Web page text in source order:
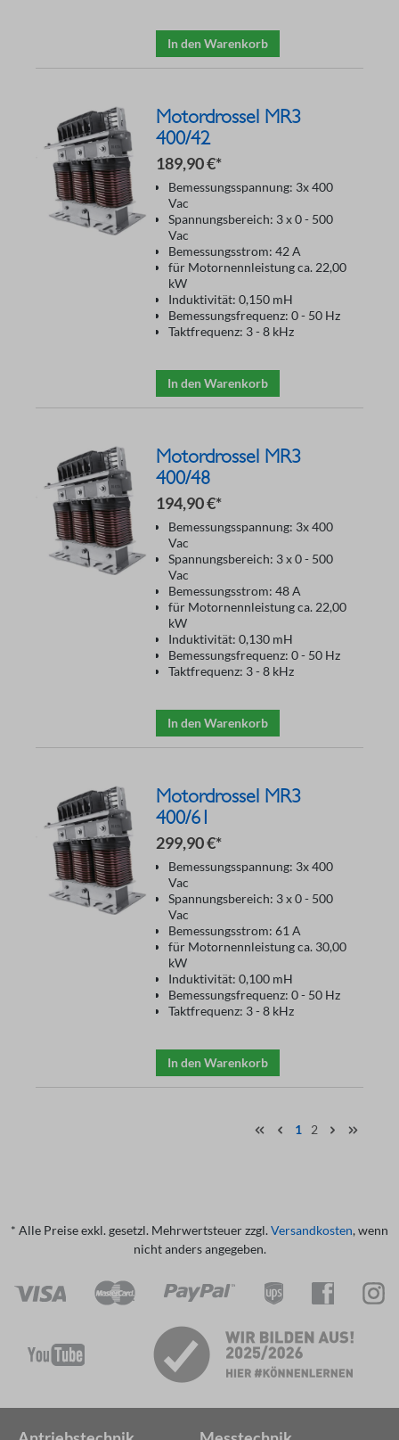
In den Warenkorb
Motordrossel MR3
400/42
189,90 €*
Bemessungsspannung: 3x 400
Vac
Spannungsbereich: 3 x 0 - 500
Vac
Bemessungsstrom: 42 A
für Motornennleistung ca. 22,00
kW
Induktivität: 0,150 mH
Bemessungsfrequenz: 0 - 50 Hz
Taktfrequenz: 3 - 8 kHz
In den Warenkorb
Motordrossel MR3
400/48
194,90 €*
Bemessungsspannung: 3x 400
Vac
Spannungsbereich: 3 x 0 - 500
Vac
Bemessungsstrom: 48 A
für Motornennleistung ca. 22,00
kW
Induktivität: 0,130 mH
Bemessungsfrequenz: 0 - 50 Hz
Taktfrequenz: 3 - 8 kHz
In den Warenkorb
Motordrossel MR3
400/61
299,90 €*
Bemessungsspannung: 3x 400
Vac
Spannungsbereich: 3 x 0 - 500
Vac
Bemessungsstrom: 61 A
für Motornennleistung ca. 30,00
kW
Induktivität: 0,100 mH
Bemessungsfrequenz: 0 - 50 Hz
Taktfrequenz: 3 - 8 kHz
In den Warenkorb
1 2
* Alle Preise exkl. gesetzl. Mehrwertsteuer zzgl. Versandkosten, wenn
nicht anders angegeben.